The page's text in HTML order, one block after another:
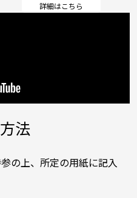
詳細はこちら
法
の上、所定の用紙に記入